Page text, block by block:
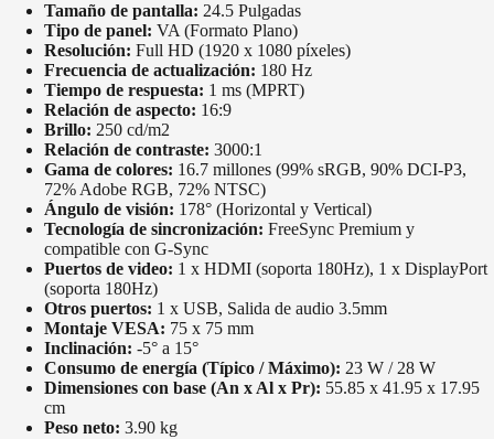
Tamaño de pantalla: 24.5 Pulgadas
Tipo de panel: VA (Formato Plano)
Resolución: Full HD (1920 x 1080 píxeles)
Frecuencia de actualización: 180 Hz
Tiempo de respuesta: 1 ms (MPRT)
Relación de aspecto: 16:9
Brillo: 250 cd/m2
Relación de contraste: 3000:1
Gama de colores: 16.7 millones (99% sRGB, 90% DCI-P3,
72% Adobe RGB, 72% NTSC)
Ángulo de visión: 178° (Horizontal y Vertical)
Tecnología de sincronización: FreeSync Premium y
compatible con G-Sync
Puertos de video: 1 x HDMI (soporta 180Hz), 1 x DisplayPort
(soporta 180Hz)
Otros puertos: 1 x USB, Salida de audio 3.5mm
Montaje VESA: 75 x 75 mm
Inclinación: -5° a 15°
Consumo de energía (Típico / Máximo): 23 W / 28 W
Dimensiones con base (An x Al x Pr): 55.85 x 41.95 x 17.95
cm
Peso neto: 3.90 kg